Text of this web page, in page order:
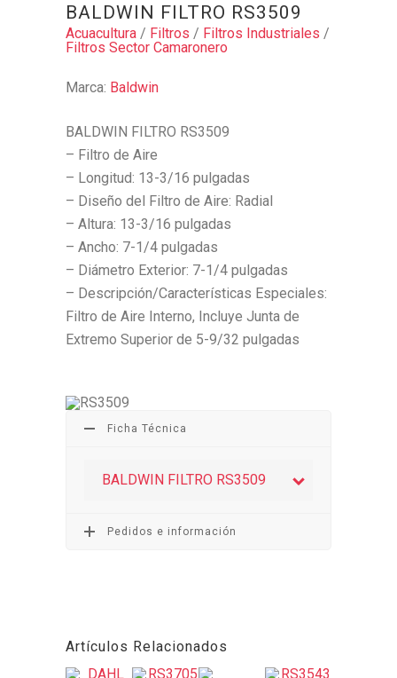
BALDWIN FILTRO RS3509
Acuacultura / Filtros / Filtros Industriales /
Filtros Sector Camaronero
Marca: Baldwin
BALDWIN FILTRO RS3509
– Filtro de Aire
– Longitud: 13-3/16 pulgadas
– Diseño del Filtro de Aire: Radial
– Altura: 13-3/16 pulgadas
– Ancho: 7-1/4 pulgadas
– Diámetro Exterior: 7-1/4 pulgadas
– Descripción/Características Especiales:
Filtro de Aire Interno, Incluye Junta de
Extremo Superior de 5-9/32 pulgadas
Ficha Técnica
BALDWIN FILTRO RS3509
Pedidos e información
Artículos Relacionados